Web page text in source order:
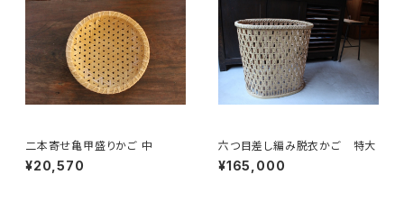
二本寄せ亀甲盛りかご 中
¥20,570
六つ目差し編み脱衣かご 特大
¥165,000